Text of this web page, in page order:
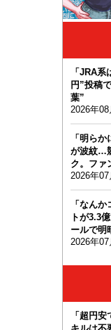
「JRA
円”投稿
葉”
2026年08
「明ら
が波紋…
ク。ファ
2026年07
「なん
トが3.3
ールで明
2026年07
「超円